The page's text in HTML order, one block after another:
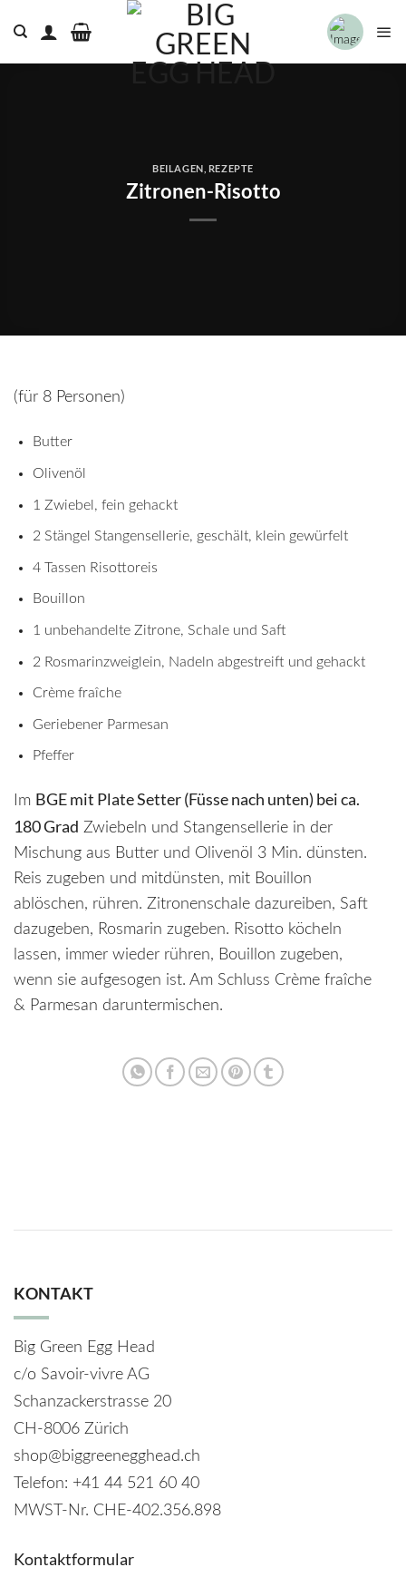
Inhalt
BEILAGEN REZEPTE
Zitronen-Risotto
(für 8 Personen)
Butter
Olivenöl
1 Zwiebel, fein gehackt
2 Stängel Stangensellerie, geschält, klein gewürfelt
4 Tassen Risottoreis
Bouillon
1 unbehandelte Zitrone, Schale und Saft
2 Rosmarinzweiglein, Nadeln abgestreift und gehackt
Crème fraîche
Geriebener Parmesan
Pfeffer
Im BGE mit Plate Setter (Füsse nach unten) bei ca.
180 Grad Zwiebeln und Stangensellerie in der
Mischung aus Butter und Olivenöl 3 Min. dünsten.
Reis zugeben und mitdünsten, mit Bouillon
ablöschen, rühren. Zitronenschale dazureiben, Saft
dazugeben, Rosmarin zugeben. Risotto köcheln
lassen, immer wieder rühren, Bouillon zugeben,
wenn sie aufgesogen ist. Am Schluss Crème fraîche
& Parmesan daruntermischen.
KONTAKT
Big Green Egg Head
c/o Savoir-vivre AG
Schanzackerstrasse 20
CH-8006 Zürich
shop@biggreenegghead.ch
Telefon: +41 44 521 60 40
MWST-Nr. CHE-402.356.898
Kontaktformular